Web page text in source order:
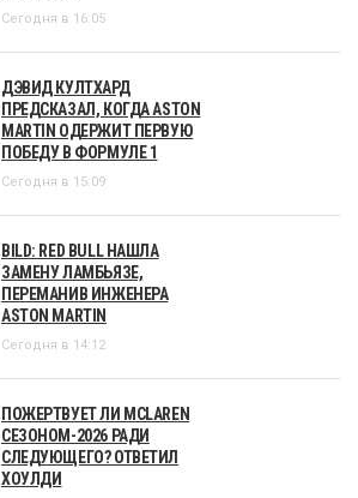
Сегодня в 16:05
ДЭВИД КУЛТХАРД
ПРЕДСКАЗАЛ, КОГДА ASTON
MARTIN ОДЕРЖИТ ПЕРВУЮ
ПОБЕДУ В ФОРМУЛЕ 1
Сегодня в 15:09
BILD: RED BULL НАШЛА
ЗАМЕНУ ЛАМБЬЯЗЕ,
ПЕРЕМАНИВ ИНЖЕНЕРА
ASTON MARTIN
Сегодня в 14:12
ПОЖЕРТВУЕТ ЛИ MCLAREN
СЕЗОНОМ-2026 РАДИ
СЛЕДУЮЩЕГО? ОТВЕТИЛ
ХОУЛДИ